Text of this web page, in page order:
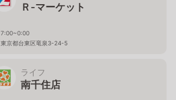
Ｒ-マーケット
7:00~0:00
東京都台東区竜泉3-24-5
ライフ
南千住店